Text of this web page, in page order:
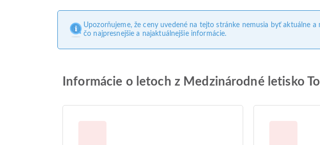
Upozorňujeme, že ceny uvedené na tejto stránke nemusia byť aktuálne
čo najpresnejšie a najaktuálnejšie informácie.
Informácie o letoch z Medzinárodné letisko